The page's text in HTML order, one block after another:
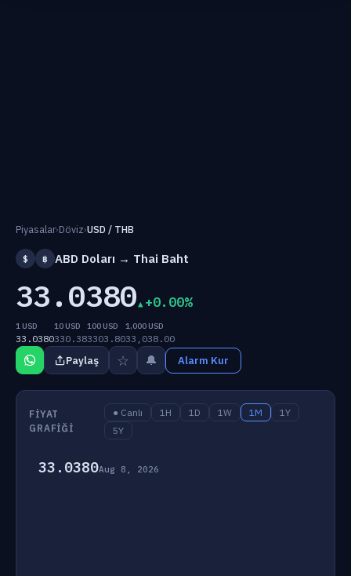
Piyasalar›Döviz›USD / THB
$ ฿ ABD Doları → Thai Baht
33.0380 +0.00%
1 USD
33.0380
10 USD
330.38
100 USD
3303.80
1,000 USD
33,038.00
Paylaş ☆ 🔔 Alarm Kur
FIYAT
GRAFIĞI
● Canlı 1H 1D 1W 1M
1Y
5Y
33.0380Aug 8, 2026